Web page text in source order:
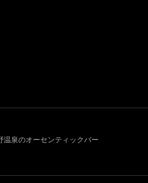
泉のオーセンティックバー